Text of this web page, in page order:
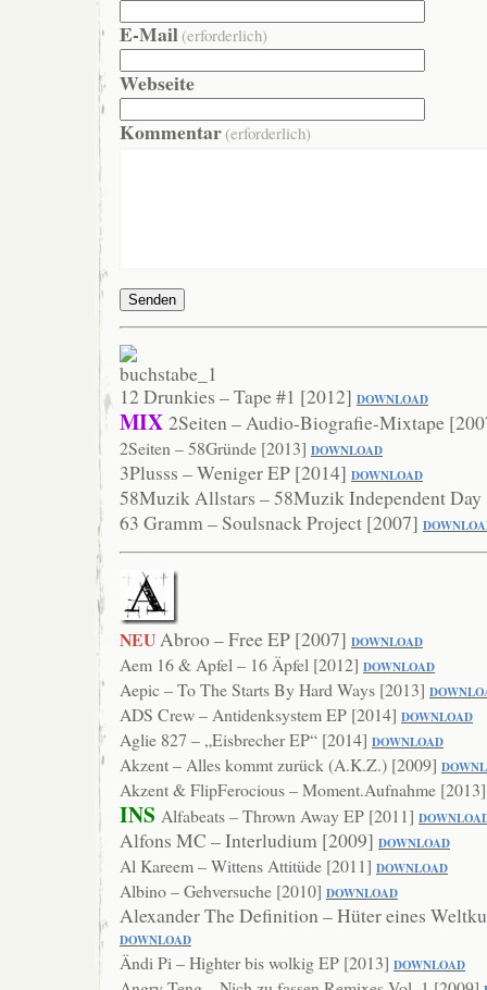
E-Mail (erforderlich)
Webseite
Kommentar (erforderlich)
Senden
12 Drunkies – Tape #1 [2012] DOWNLOAD
MIX 2Seiten – Audio-Biografie-Mixtape
2Seiten – 58Gründe [2013] DOWNLOAD
3Plusss – Weniger EP [2014] DOWNLOAD
58Muzik Allstars – 58Muzik Independent
63 Gramm – Soulsnack Project [2007]
NEU Abroo – Free EP [2007] DOWNLOAD
Aem 16 & Apfel – 16 Äpfel [2012] DOWNLOAD
Aepic – To The Starts By Hard Ways [2013] DOWN
ADS Crew – Antidenksystem EP [2014] DOWNLOAD
Aglie 827 – „Eisbrecher EP“ [2014] DOWNLOAD
Akzent – Alles kommt zurück (A.K.Z.) [2009]
Akzent & FlipFerocious – Moment.Aufnahme
INS Alfabeats – Thrown Away EP [2011]
Alfons MC – Interludium [2009] DOWNLOAD
Al Kareem – Wittens Attitüde [2011] DOWNLOAD
Albino – Gehversuche [2010] DOWNLOAD
Alexander The Definition – Hüter eines
DOWNLOAD
Ändi Pi – Highter bis wolkig EP [2013] DOWNLOAD